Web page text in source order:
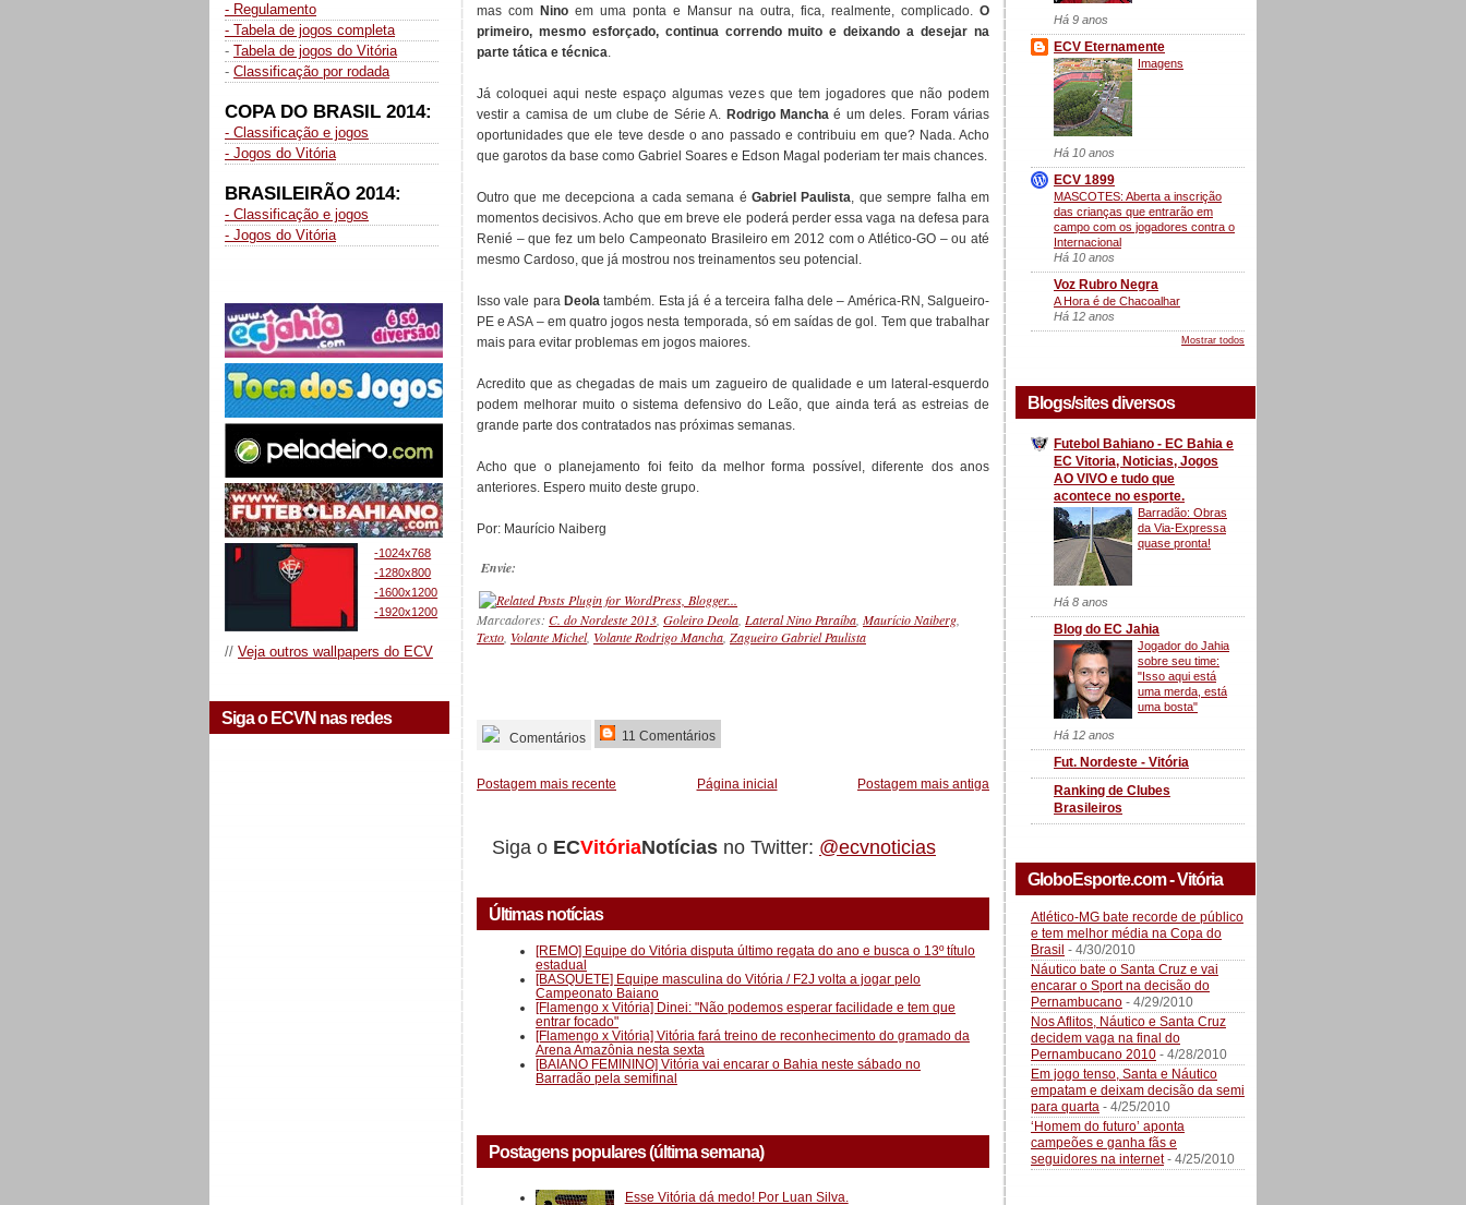
- Regulamento
- Tabela de jogos completa
- Tabela de jogos do Vitória
- Classificação por rodada
COPA DO BRASIL 2014:
- Classificação e jogos
- Jogos do Vitória
BRASILEIRÃO 2014:
- Classificação e jogos
- Jogos do Vitória
-1024x768
-1280x800
-1600x1200
-1920x1200
// Veja outros wallpapers do ECV
Siga o ECVN nas redes
mas com Nino em uma ponta e Mansur na outra, fica, realmente, complicado. O
primeiro, mesmo esforçado, continua correndo muito e deixando a desejar na
parte tática e técnica.
Já coloquei aqui neste espaço algumas vezes que tem jogadores que não podem
vestir a camisa de um clube de Série A. Rodrigo Mancha é um deles. Foram várias
oportunidades que ele teve desde o ano passado e contribuiu em que? Nada. Acho
que garotos da base como Gabriel Soares e Edson Magal poderiam ter mais chances.
Outro que me decepciona a cada semana éGabriel Paulista, que sempre falha em
momentos decisivos. Acho que em breve ele poderá perder essa vaga na defesa para
Renié – que fez um belo Campeonato Brasileiro em 2012 com o Atlético-GO – ou até
mesmo Cardoso, que já mostrou nos treinamentos seu potencial.
Isso vale para Deola também. Esta já é a terceira falha dele – América-RN, Salgueiro-
PE e ASA – em quatro jogos nesta temporada, só em saídas de gol. Tem que trabalhar
mais para evitar problemas em jogos maiores.
Acredito que as chegadas de mais um zagueiro de qualidade e um lateral-esquerdo
podem melhorar muito o sistema defensivo do Leão, que ainda terá as estreias de
grande parte dos contratados nas próximas semanas.
Acho que o planejamento foi feito da melhor forma possível, diferente dos anos
anteriores. Espero muito deste grupo.
Por: Maurício Naiberg
Envie:
Marcadores: C. do Nordeste 2013, Goleiro Deola, Lateral Nino Paraíba, Maurício Naiberg,
Texto, Volante Michel, Volante Rodrigo Mancha, Zagueiro Gabriel Paulista
Comentários 11 Comentários
Postagem mais recente Postagem mais antiga
Página inicial
Siga o ECVitóriaNotícias no Twitter: @ecvnoticias
Últimas notícias
[REMO] Equipe do Vitória disputa último regata do ano e busca o 13º título
estadual
[BASQUETE] Equipe masculina do Vitória / F2J volta a jogar pelo
Campeonato Baiano
[Flamengo x Vitória] Dinei: "Não podemos esperar facilidade e tem que
entrar focado"
[Flamengo x Vitória] Vitória fará treino de reconhecimento do gramado da
Arena Amazônia nesta sexta
[BAIANO FEMININO] Vitória vai encarar o Bahia neste sábado no
Barradão pela semifinal
Postagens populares (última semana)
Esse Vitória dá medo! Por Luan Silva.
Há 9 anos
ECV Eternamente
Imagens
Há 10 anos
ECV 1899
MASCOTES: Aberta a inscrição
das crianças que entrarão em
campo com os jogadores contra o
Internacional
Há 10 anos
Voz Rubro Negra
A Hora é de Chacoalhar
Há 12 anos
Mostrar todos
Blogs/sites diversos
Futebol Bahiano - EC Bahia e
EC Vitoria, Noticias, Jogos
AO VIVO e tudo que
acontece no esporte.
Barradão: Obras
da Via-Expressa
quase pronta!
Há 8 anos
Blog do EC Jahia
Jogador do Jahia
sobre seu time:
"Isso aqui está
uma merda, está
uma bosta"
Há 12 anos
Fut. Nordeste - Vitória
Ranking de Clubes
Brasileiros
GloboEsporte.com - Vitória
Atlético-MG bate recorde de público
e tem melhor média na Copa do
Brasil - 4/30/2010
Náutico bate o Santa Cruz e vai
encarar o Sport na decisão do
Pernambucano - 4/29/2010
Nos Aflitos, Náutico e Santa Cruz
decidem vaga na final do
Pernambucano 2010 - 4/28/2010
Em jogo tenso, Santa e Náutico
empatam e deixam decisão da semi
para quarta - 4/25/2010
‘Homem do futuro’ aponta
campeões e ganha fãs e
seguidores na internet- 4/25/2010